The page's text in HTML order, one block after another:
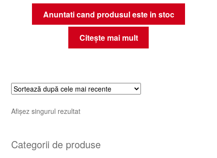
Anuntati cand produsul este in stoc
Citește mai mult
Afișez singurul rezultat
Categorii de produse